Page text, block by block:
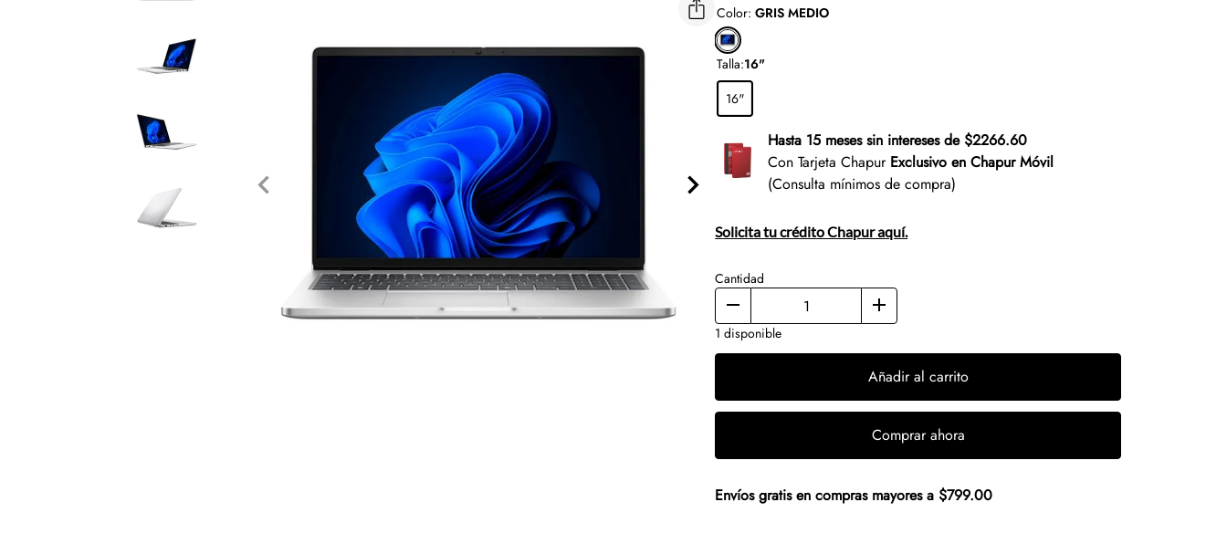
Belleza
Tecnología
Colchones
Color: GRIS MEDIO
Talla:16"
16"
Hasta 15 meses sin intereses de $2266.60
Con Tarjeta Chapur Exclusivo en Chapur Móvil
(Consulta mínimos de compra)
Solicita tu crédito Chapur aquí.
Cantidad
1 disponible
Añadir al carrito
Comprar ahora
Envíos gratis en compras mayores a $799.00